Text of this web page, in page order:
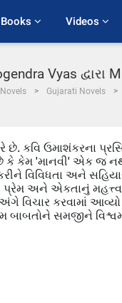
Books Videos
Vyas દ્વારા
Novels Gujarati Novels
કવિ ઉમાશંકરના
કેમ 'માનવી' એક જ
વિવિધતા અને
પ્રેમ અને એકતાનું
અંગે વિચાર કરવામાં
સમજીને વિશ્વમાં